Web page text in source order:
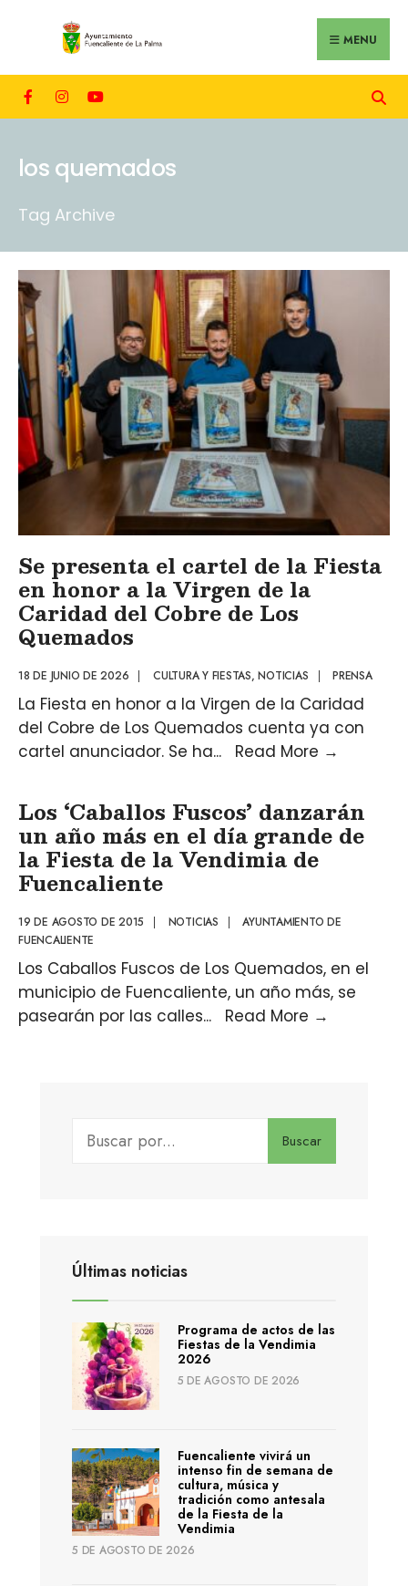
MENU
los quemados
Tag Archive
Se presenta el cartel de la Fiesta
en honor a la Virgen de la
Caridad del Cobre de Los
Quemados
18 DE JUNIO DE 2026 CULTURA Y FIESTAS,NOTICIAS PRENSA
La Fiesta en honor a la Virgen de la Caridad
del Cobre de Los Quemados cuenta ya con
cartel anunciador. Se ha... Read More →
Los ‘Caballos Fuscos’ danzarán
un año más en el día grande de
la Fiesta de la Vendimia de
Fuencaliente
19 DE AGOSTO DE 2015 NOTICIAS
AYUNTAMIENTO DE
FUENCALIENTE
Los Caballos Fuscos de Los Quemados, en el
municipio de Fuencaliente, un año más, se
pasearán por las calles... Read More →
Buscar
Últimas noticias
Programa de actos de las
Fiestas de la Vendimia
2026
5 DE AGOSTO DE 2026
Fuencaliente vivirá un
intenso fin de semana de
cultura, música y
tradición como antesala
de la Fiesta de la
Vendimia
5 DE AGOSTO DE 2026